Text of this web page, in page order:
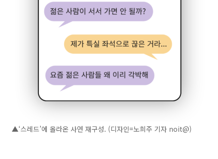
▲‘스레드’에 올라온 사연 재구성. (디자인=노희주 기자 noit@)